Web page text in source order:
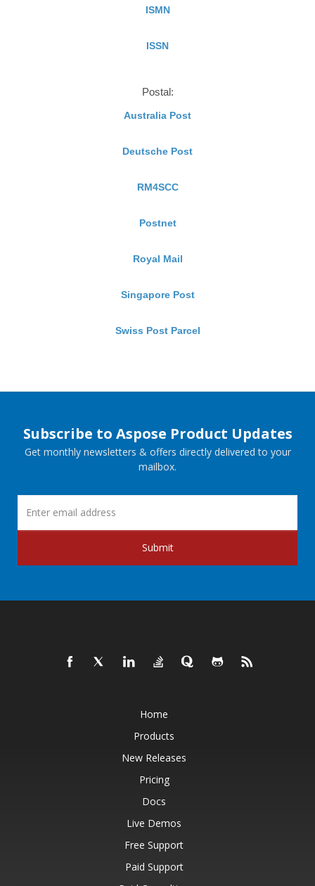
ISMN
ISSN
Postal:
Australia Post
Deutsche Post
RM4SCC
Postnet
Royal Mail
Singapore Post
Swiss Post Parcel
Subscribe to Aspose Product Updates
Get monthly newsletters & offers directly delivered to your
mailbox.
Submit
Home
Products
New Releases
Pricing
Docs
Live Demos
Free Support
Paid Support